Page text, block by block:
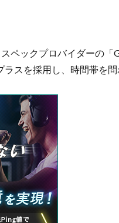
ペックプロバイダーの「
スを採用し、時間帯を